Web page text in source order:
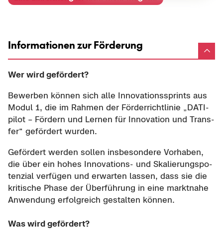
Informationen zur Förderung
Wer wird ge­för­dert?
Be­wer­ben kön­nen sich alle In­no­va­ti­ons­sprints aus
Modul 1, die im Rah­men der För­der­richt­li­nie „DA­TI­
pi­lot – För­dern und Ler­nen für In­no­va­ti­on und Trans­
fer“ ge­för­dert wur­den.
Ge­för­dert wer­den sol­len ins­be­son­de­re Vor­ha­ben,
die über ein hohes Innovations-​ und Ska­lie­rungs­po­
ten­zi­al ver­fü­gen und er­war­ten las­sen, dass sie die
kri­ti­sche Phase der Über­füh­rung in eine markt­na­he
An­wen­dung er­folg­reich ge­stal­ten kön­nen.
Was wird ge­för­dert?